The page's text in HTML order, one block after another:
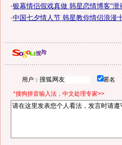
·银幕情侣假戏真做 韩星恋情博客"泄
·中国七夕情人节 韩星教你情侣浪漫
用户： 匿名
*搜狗拼音输入法，中文处理专家>>